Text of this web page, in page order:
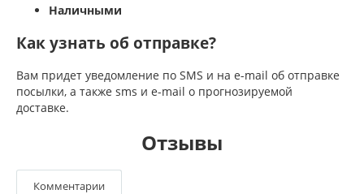
Наличными
Как узнать об отправке?
Вам придет уведомление по SMS и на e-mail об отправке
посылки, а также sms и e-mail о прогнозируемой
доставке.
Отзывы
Комментарии